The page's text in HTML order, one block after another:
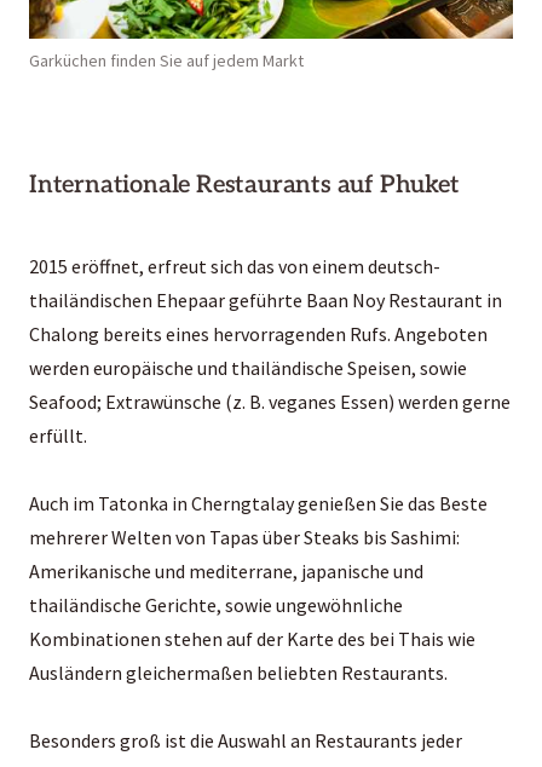
Garküchen finden Sie auf jedem Markt
Internationale Restaurants auf Phuket
2015 eröffnet, erfreut sich das von einem deutsch-
thailändischen Ehepaar geführte Baan Noy Restaurant in
Chalong bereits eines hervorragenden Rufs. Angeboten
werden europäische und thailändische Speisen, sowie
Seafood; Extrawünsche (z. B. veganes Essen) werden gerne
erfüllt.
Auch im Tatonka in Cherngtalay genießen Sie das Beste
mehrerer Welten von Tapas über Steaks bis Sashimi:
Amerikanische und mediterrane, japanische und
thailändische Gerichte, sowie ungewöhnliche
Kombinationen stehen auf der Karte des bei Thais wie
Ausländern gleichermaßen beliebten Restaurants.
Besonders groß ist die Auswahl an Restaurants jeder